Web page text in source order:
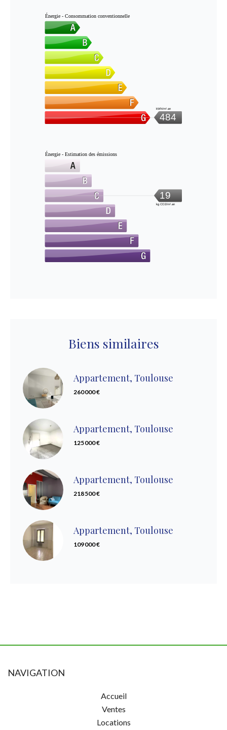
Énergie - Consommation conventionnelle
484
kWh/m².an
Énergie - Estimation des émissions
19
kg CO2/m².an
Biens similaires
Appartement, Toulouse
260 000 €
Appartement, Toulouse
125 000 €
Appartement, Toulouse
218 500 €
Appartement, Toulouse
109 000 €
NAVIGATION
Accueil
Ventes
Locations